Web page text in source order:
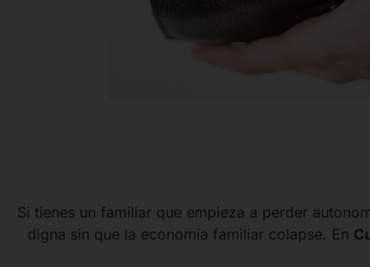
Si tienes un familiar que empieza a perder
digna sin que la economía familiar colapse. En